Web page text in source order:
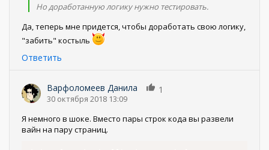
Но доработанную логику нужно тестировать.
Да, теперь мне придется, чтобы доработать свою логику,
"забить" костыль
Ответить
Варфоломеев Данила
30 октября 2018 13:09
1
Я немного в шоке. Вместо пары строк кода вы развели
вайн на пару страниц.